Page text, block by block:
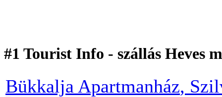
#1 Tourist Info - szállás Heves
Bükkalja Apartmanház,